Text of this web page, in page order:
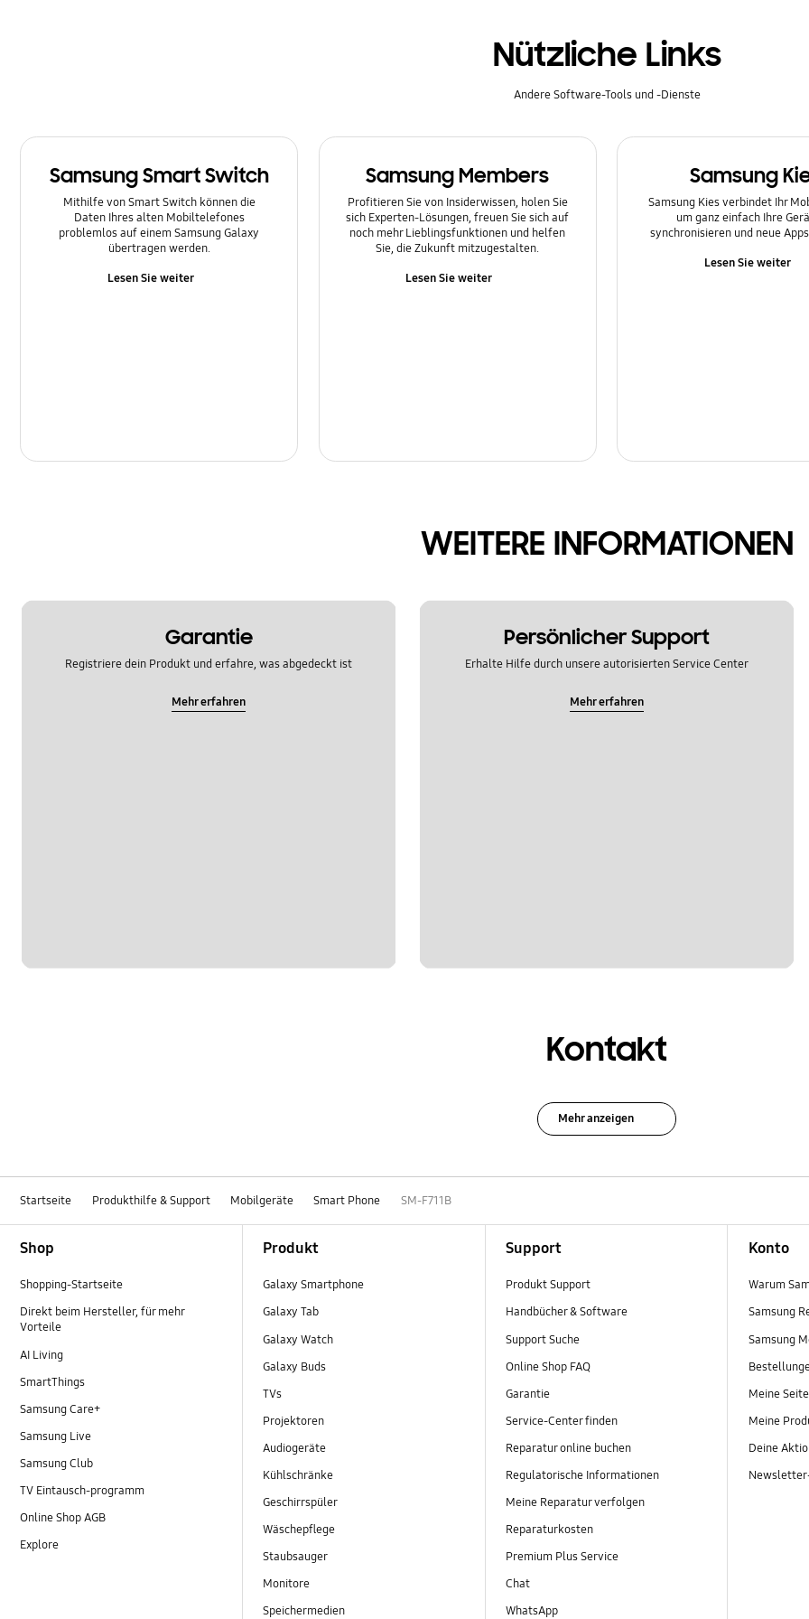
Software-Upgrade
Sperre
Stromversorgung
Nützliche Links
Andere Software-Tools und -Dienste
Samsung Smart Switch
Mithilfe von Smart Switch können die
Daten Ihres alten Mobiltelefones
problemlos auf einem Samsung Galaxy
übertragen werden.
Lesen Sie weiter
Samsung Members
Profitieren Sie von Insiderwissen, holen Sie
sich Experten-Lösungen, freuen Sie sich auf
noch mehr Lieblingsfunktionen und helfen
Sie, die Zukunft mitzugestalten.
Lesen Sie weiter
Samsung
Samsung Kies verbindet Ihr
um ganz einfach Ihre
synchronisieren und neue
Lesen Sie weiter
WEITERE INFORMATIONEN
Garantie
Registriere dein Produkt und erfahre, was abgedeckt ist
Mehr erfahren
Persönlicher Support
Erhalte Hilfe durch unsere autorisierten Service Center
Mehr erfahren
Kontakt
Mehr anzeigen
Startseite Produkthilfe & Support Mobilgeräte Smart Phone SM-F711B
Shop
Shopping-Startseite
Direkt beim Hersteller, für mehr
Vorteile
AI Living
SmartThings
Samsung Care+
Samsung Live
Samsung Club
TV Eintausch-programm
Online Shop AGB
Explore
Produkt
Galaxy Smartphone
Galaxy Tab
Galaxy Watch
Galaxy Buds
TVs
Projektoren
Audiogeräte
Kühlschränke
Geschirrspüler
Wäschepflege
Staubsauger
Monitore
Speichermedien
Support
Produkt Support
Handbücher & Software
Support Suche
Online Shop FAQ
Garantie
Service-Center finden
Reparatur online buchen
Regulatorische Informationen
Meine Reparatur verfolgen
Reparaturkosten
Premium Plus Service
Chat
WhatsApp
Konto
Warum
Samsung
Samsung
Meine Seite
Meine
Deine